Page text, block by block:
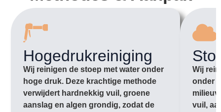
Hogedrukreiniging
Wij reinigen de stoep met water onder
hoge druk. Deze krachtige methode
verwijdert hardnekkig vuil, groene
aanslag en algen grondig, zodat de
Wij
onder
vuil,